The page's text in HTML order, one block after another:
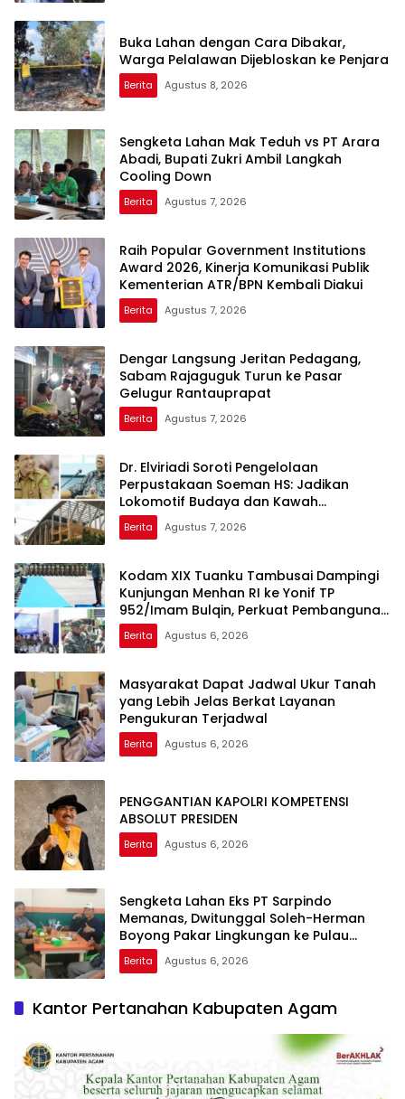
Buka Lahan dengan Cara Dibakar,
Warga Pelalawan Dijebloskan ke Penjara
Berita Agustus 8, 2026
Sengketa Lahan Mak Teduh vs PT Arara
Abadi, Bupati Zukri Ambil Langkah
Cooling Down
Berita Agustus 7, 2026
Raih Popular Government Institutions
Award 2026, Kinerja Komunikasi Publik
Kementerian ATR/BPN Kembali Diakui
Berita Agustus 7, 2026
Dengar Langsung Jeritan Pedagang,
Sabam Rajaguguk Turun ke Pasar
Gelugur Rantauprapat
Berita Agustus 7, 2026
Dr. Elviriadi Soroti Pengelolaan
Perpustakaan Soeman HS: Jadikan
Lokomotif Budaya dan Kawah
Candradimuka Intelektual
Berita Agustus 7, 2026
Kodam XIX Tuanku Tambusai Dampingi
Kunjungan Menhan RI ke Yonif TP
952/Imam Bulqin, Perkuat Pembangunan
Satuan
Berita Agustus 6, 2026
Masyarakat Dapat Jadwal Ukur Tanah
yang Lebih Jelas Berkat Layanan
Pengukuran Terjadwal
Berita Agustus 6, 2026
PENGGANTIAN KAPOLRI KOMPETENSI
ABSOLUT PRESIDEN
Berita Agustus 6, 2026
Sengketa Lahan Eks PT Sarpindo
Memanas, Dwitunggal Soleh-Herman
Boyong Pakar Lingkungan ke Pulau
Rupat
Berita Agustus 6, 2026
Kantor Pertanahan Kabupaten Agam